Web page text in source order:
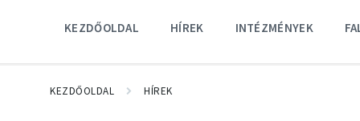
KEZDŐOLDAL HÍREK INTÉZMÉNYEK
KEZDŐOLDAL HÍREK